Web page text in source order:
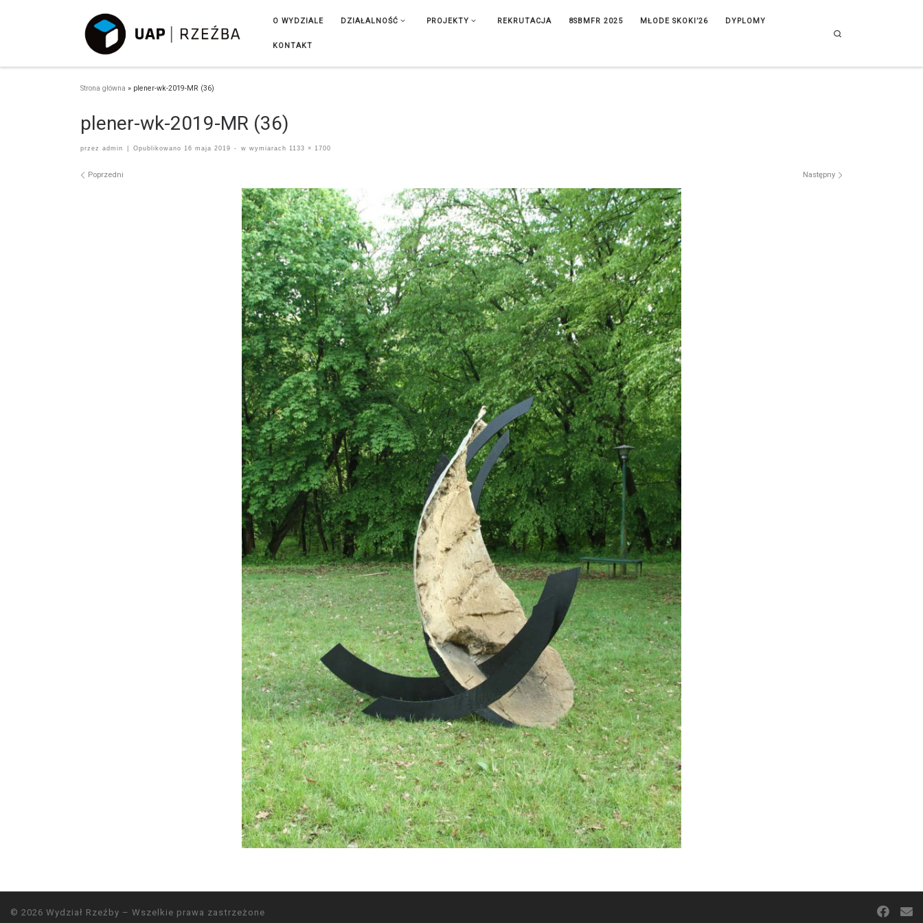
O WYDZIALE DZIAŁALNOŚĆ PROJEKTY REKRUTACJA 8SBMFR 2025 MŁODE SKOKI’26 DYPLOMY
KONTAKT
Strona główna » plener-wk-2019-MR (36)
plener-wk-2019-MR (36)
przez admin Opublikowano 16 maja 2019 - w wymiarach 1133 × 1700
Nawigacja po obrazach
Poprzedni Następny
© 2026 Wydział Rzeźby – Wszelkie prawa zastrzeżone